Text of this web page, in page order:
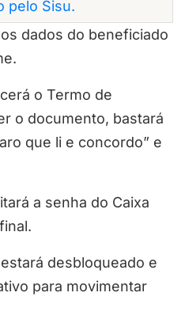
pelo Sisu.
dados do beneficiado
o Termo de
o documento, bastará
que li e concordo” e
a senha do Caixa
desbloqueado e
para movimentar